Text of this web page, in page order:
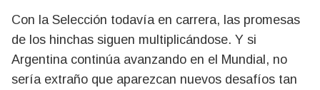
Con la Selección todavía en carrera, las promesas
de los hinchas siguen multiplicándose. Y si
Argentina continúa avanzando en el Mundial, no
sería extraño que aparezcan nuevos desafíos tan